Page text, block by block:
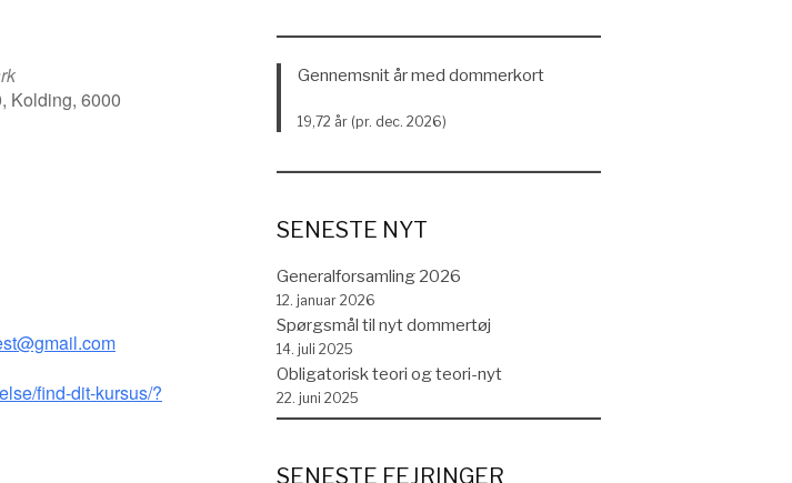
Kolding, 6000
find-dit-kursus/?
Gennemsnit år med dommerkort
19,72 år (pr. dec. 2026)
SENESTE NYT
Generalforsamling 2026
12. januar 2026
Spørgsmål til nyt dommertøj
14. juli 2025
Obligatorisk teori og teori-nyt
22. juni 2025
SENESTE FEJRINGER